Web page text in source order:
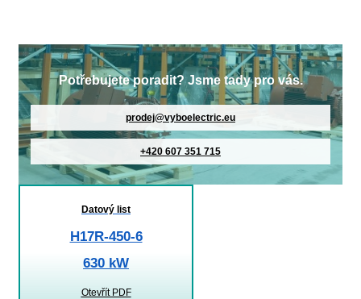
Potřebujete poradit? Jsme tady pro vás.
prodej@vyboelectric.eu
+420 607 351 715
Datový list
H17R-450-6
630 kW
Otevřít PDF